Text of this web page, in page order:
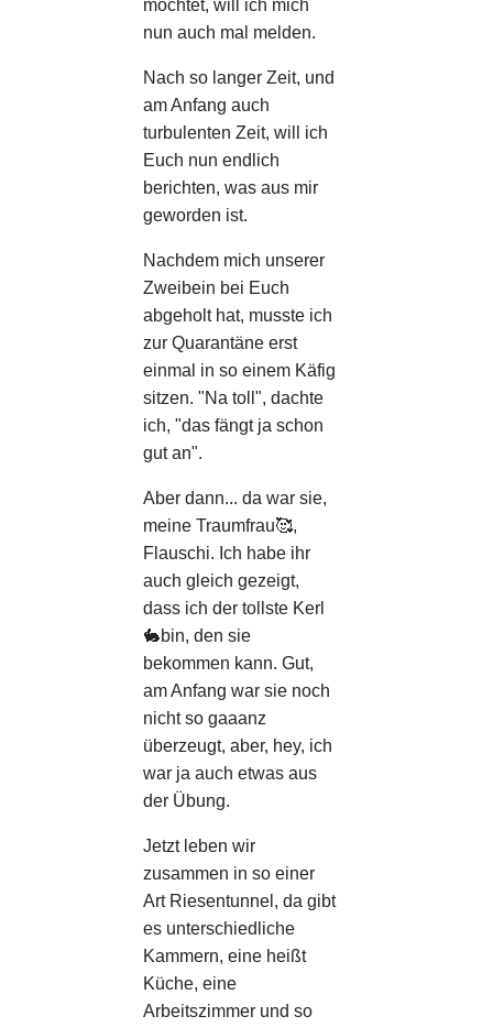
möchtet, will ich mich
nun auch mal melden.
Nach so langer Zeit, und
am Anfang auch
turbulenten Zeit, will ich
Euch nun endlich
berichten, was aus mir
geworden ist.
Nachdem mich unserer
Zweibein bei Euch
abgeholt hat, musste ich
zur Quarantäne erst
einmal in so einem Käfig
sitzen. "Na toll", dachte
ich, "das fängt ja schon
gut an".
Aber dann... da war sie,
meine Traumfrau🥰,
Flauschi. Ich habe ihr
auch gleich gezeigt,
dass ich der tollste Kerl
🐇bin, den sie
bekommen kann. Gut,
am Anfang war sie noch
nicht so gaaanz
überzeugt, aber, hey, ich
war ja auch etwas aus
der Übung.
Jetzt leben wir
zusammen in so einer
Art Riesentunnel, da gibt
es unterschiedliche
Kammern, eine heißt
Küche, eine
Arbeitszimmer und so